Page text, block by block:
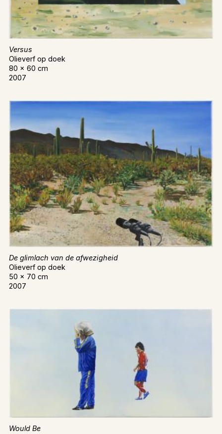
Versus
Olieverf op doek
80 x 60 cm
2007
De glimlach van de afwezigheid
Olieverf op doek
50 x 70 cm
2007
Would Be